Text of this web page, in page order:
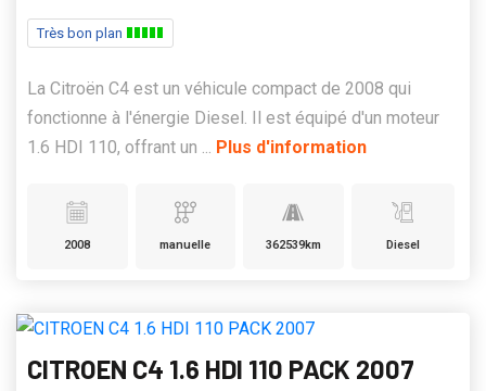
Très bon plan
La Citroën C4 est un véhicule compact de 2008 qui
fonctionne à l'énergie Diesel. Il est équipé d'un moteur
1.6 HDI 110, offrant un ... Plus d'information
2008 manuelle 362539km Diesel
CITROEN C4 1.6 HDI 110 PACK 2007